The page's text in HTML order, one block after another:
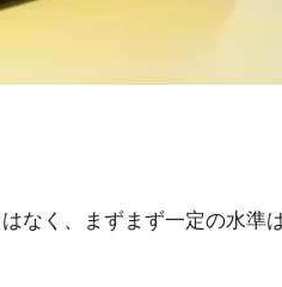
なく、まずまず一定の水準